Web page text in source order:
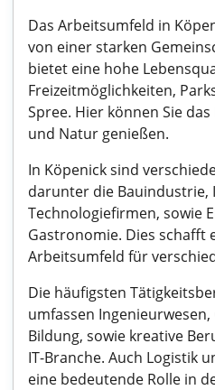
Das Arbeitsumfeld in
von einer starken
bietet eine hohe
Freizeitmöglichkeiten,
Spree. Hier können Sie
und Natur genießen.
In Köpenick sind
darunter die Bauindustrie,
Technologiefirmen, sowie
Gastronomie. Dies schafft
Arbeitsumfeld für
Die häufigsten
umfassen
Bildung, sowie kreative
IT-Branche. Auch Logistik
eine bedeutende Rolle in